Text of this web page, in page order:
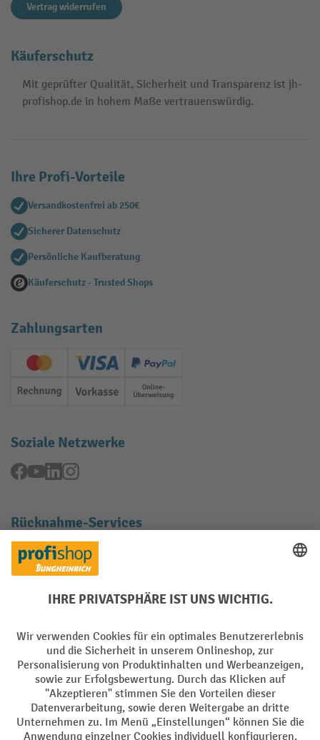
Vertrag widerrufen
Käuferschutz
Mit geprüfter Qualität, Sicherheit und Transparenz ist jh-
profishop.de in hohem Maße vertrauenswürdig.
Ihre Profi-Vorteile
Versandkostenfrei ab 250€
Sicherer Datenschutz
Persönliche Kaufberatung
Käuferschutz - Trusted Shops
Zahlungsarten
Creditcard (Master)Creditcard (Visa)
PayPal
Rechnung Vorkasse Online-Überweisung
Soziale Netzwerke
Facebook
YouTubeLinkedInInstagram
Rücknahme-Services
Elektrogeräte Rückname
Batterie Rückname
Impressum Datenschutz
Barrierefreiheit Grounding Page Privacy Settings